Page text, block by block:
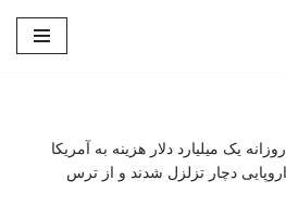
یک میلیارد دلار هزینه به آمریکا
دچار تزلزل شدند و از ترس